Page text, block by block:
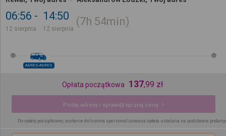
06:56
12 sierpnia
14:50
12 sierpnia
7h 54min
ADRES-ADRES
Opłata początkowa 137,99 zł
Podaj adresy i sprawdź łączną cenę
Do opłaty początkowej zostanie doliczona spersonalizowana opłata ustalana na podstawie